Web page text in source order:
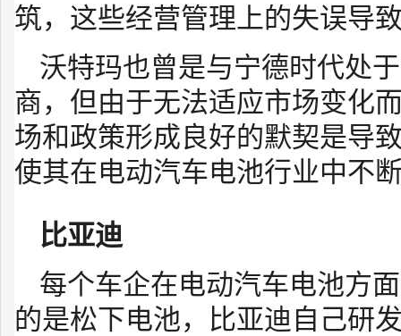
筑，这些经营管理上的失误导
沃特玛也曾是与宁德时代处
商，但由于无法适应市场变化
场和政策形成良好的默契是导
使其在电动汽车电池行业中不
比亚迪
每个车企在电动汽车电池方
的是松下电池，比亚迪自己研